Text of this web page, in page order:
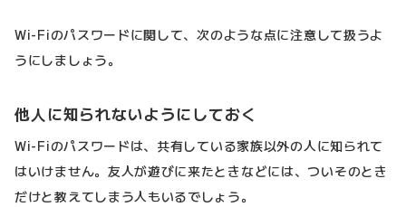
Wi-Fiのパスワードに関して、次のような点に注意して扱うよ
うにしましょう。
他人に知られないようにしておく
Wi-Fiのパスワードは、共有している家族以外の人に知られて
はいけません。友人が遊びに来たときなどには、ついそのとき
だけと教えてしまう人もいるでしょう。